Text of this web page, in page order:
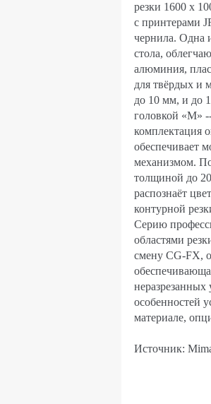
резки 1600 х
с принтерами
чернила. Одна
стола,
алюминия,
для твёрдых и
до 10 мм, и до
головкой «M»
комплектация
обеспечивает
механизмом.
толщиной до
распознаёт
контурной
Серию
областями
смену CG-FX,
особенностей
материале,
Источник: